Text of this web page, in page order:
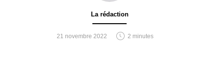
La rédaction
21 novembre 2022 2 minutes